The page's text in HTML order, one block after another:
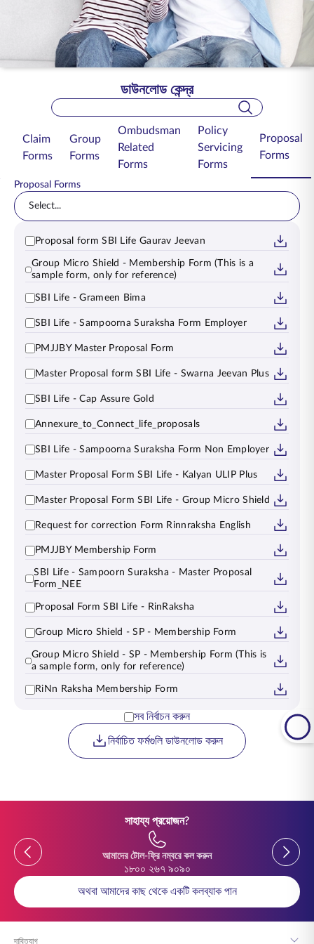
অনলাইনে কিনুন প্রিমিয়াম পরিশোধ করুন
ডাউনলোড কেন্দ্র
Search Bar
Claim
Forms
Group
Forms
Ombudsman
Related
Forms
Policy
Servicing
Forms
Proposal
Forms
Proposal Forms
Select...
Proposal form SBI Life Gaurav Jeevan
Group Micro Shield - Membership Form (This is a
sample form, only for reference)
SBI Life - Grameen Bima
SBI Life - Sampoorna Suraksha Form Employer
PMJJBY Master Proposal Form
Master Proposal form SBI Life - Swarna Jeevan Plus
SBI Life - Cap Assure Gold
Annexure_to_Connect_life_proposals
SBI Life - Sampoorna Suraksha Form Non Employer
Master Proposal Form SBI Life - Kalyan ULIP Plus
Master Proposal Form SBI Life - Group Micro Shield
Request for correction Form Rinnraksha English
PMJJBY Membership Form
SBI Life - Sampoorn Suraksha - Master Proposal
Form_NEE
Proposal Form SBI Life - RinRaksha
Group Micro Shield - SP - Membership Form
Group Micro Shield - SP - Membership Form (This is
a sample form, only for reference)
RiNn Raksha Membership Form
নির্বাচিত ফর্মগুলি ডাউনলোড করুন
সব নির্বাচন করুন
সাহায্য প্রয়োজন?
Previous
আমাদের টোল-ফ্রি নম্বরে কল করুন
১৮০০ ২৬৭ ৯০৯০
Previous
অথবা আমাদের কাছ থেকে একটি কলব্যাক পান
দাবিত্যাগ